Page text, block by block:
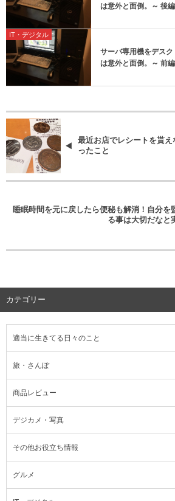
は意外と面倒。～ 後編
IT・デジタル
サーバ専用機をデス
は意外と面倒。～ 前編
最近お店でレシートを貰
ったこと
睡眠時間を元に戻したら便秘も解消！自分を
る事は大切だなと
カテゴリー
適当に生きてる日々のこと
旅・さんぽ
商品レビュー
デジカメ・写真
その他お役立ち情報
グルメ